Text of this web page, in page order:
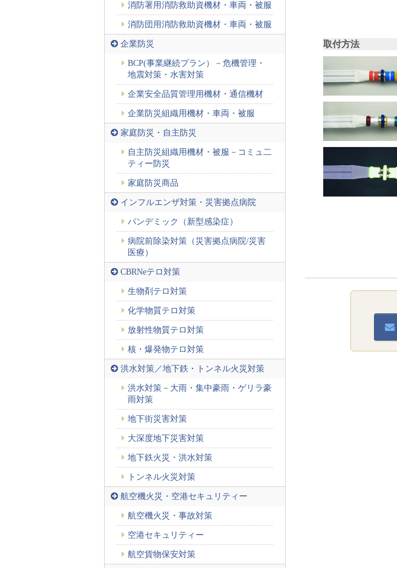
消防署用消防救助資機材・車両・被服
消防団用消防救助資機材・車両・被服
企業防災
BCP(事業継続プラン）－危機管理・
地震対策・水害対策
企業安全品質管理用機材・通信機材
企業防災組織用機材・車両・被服
家庭防災・自主防災
自主防災組織用機材・被服－コミュ二
ティー防災
家庭防災商品
インフルエンザ対策・災害拠点病院
パンデミック（新型感染症）
病院前除染対策（災害拠点病院/災害
医療）
CBRNeテロ対策
生物剤テロ対策
化学物質テロ対策
放射性物質テロ対策
核・爆発物テロ対策
洪水対策／地下鉄・トンネル火災対策
洪水対策－大雨・集中豪雨・ゲリラ豪
雨対策
地下街災害対策
大深度地下災害対策
地下鉄火災・洪水対策
トンネル火災対策
航空機火災・空港セキュリティー
航空機火災・事故対策
空港セキュリティー
航空貨物保安対策
取付方法